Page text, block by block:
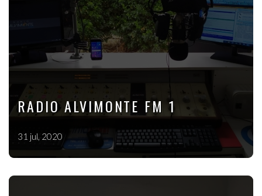
RADIO ALVIMONTE FM 1
31 jul, 2020